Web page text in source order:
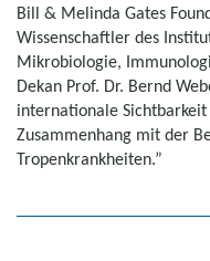
Bill & Melinda Gates
Wissenschaftler des
Mikrobiologie,
Dekan Prof. Dr. Bernd
internationale
Zusammenhang mit der
Tropenkrankheiten.”